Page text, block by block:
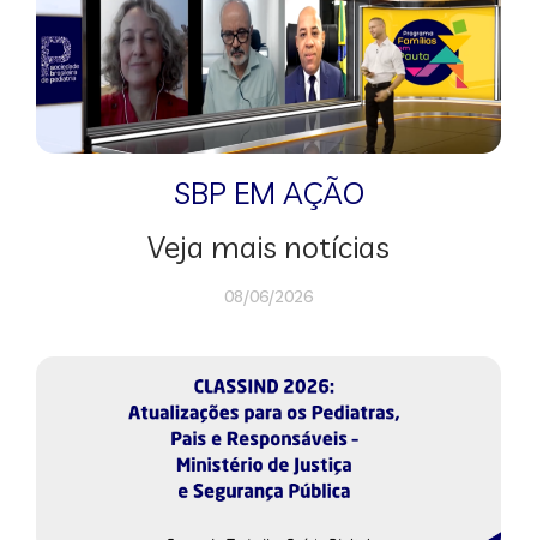
SBP EM AÇÃO
Veja mais notícias
08/06/2026